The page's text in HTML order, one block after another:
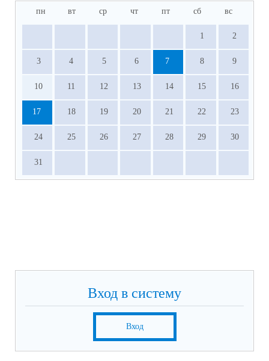
пн вт ср чт пт сб вс
1 2
3 4 5 6 7 8 9
10 11 12 13 14 15 16
17 18 19 20 21 22 23
24 25 26 27 28 29 30
31
Вход в систему
Вход